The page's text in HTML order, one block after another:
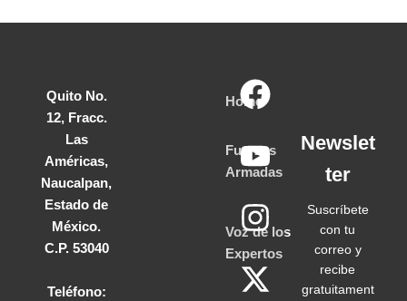
Quito No.
12, Fracc.
Las
Américas,
Naucalpan,
Estado de
México.
C.P. 53040
Teléfono:
Home
Fuerzas
Armadas
Voz de los
Expertos
Newslet
ter
Suscríbete
con tu
correo y
recibe
gratuitament